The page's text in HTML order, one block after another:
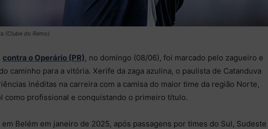
(Clube do Remo)
contra o Operário (PR), no domingo (08/06), foi marcado pelo zagueiro e
caminho para a vitória. Xerife da zaga azulina, o paulista de Catanduva
inéditas na carreira com a camisa do maior time da região Norte,
como profissional e conquistando o primeiro título.
Belém em janeiro de 2025, após passagens por times do Sul, Sudeste